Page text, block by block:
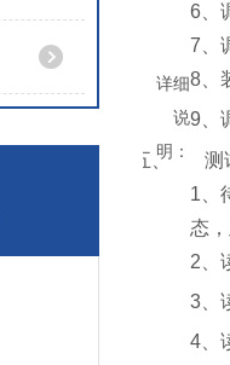
详细
说
明：
6
7
8
9
五、
测
1
态
2
3
4